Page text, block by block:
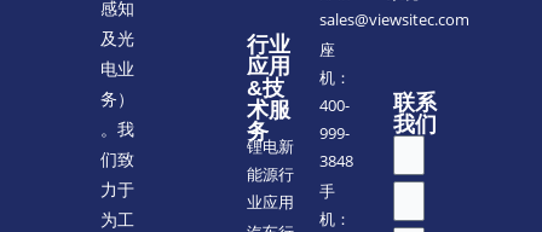
感知
及光
电业
务）
。我
们致
力于
为工
行业
应用
&技
术服
务
锂电新
能源行
业应用
sales@viewsitec.com
座
机：
400-
999-
3848
手
机：
联系
我们